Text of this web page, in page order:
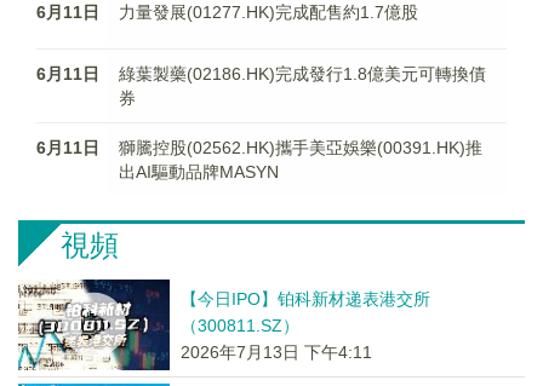
6月11日 力量發展(01277.HK)完成配售約1.7億股
6月11日
綠葉製藥(02186.HK)完成發行1.8億美元可轉換債
券
6月11日
獅騰控股(02562.HK)攜手美亞娛樂(00391.HK)推
出AI驅動品牌MASYN
視頻
【今日IPO】铂科新材递表港交所
（300811.SZ）
2026年7月13日 下午4:11